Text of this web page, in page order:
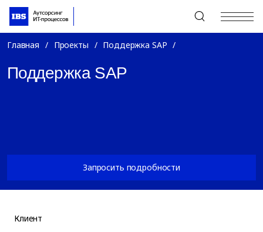
+7 (495) 967-80-80
Главная / Проекты / Поддержка SAP /
Поддержка SAP
Запросить подробности
Клиент